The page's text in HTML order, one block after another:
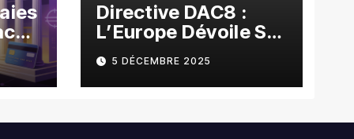
?
Directive DAC8 :
L’Europe Dévoile Sa
Nouvelle Arme
Contre La Fraude
Fiscale Crypto
5 DÉCEMBRE 2025